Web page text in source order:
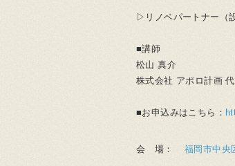
▷リノベパートナー（
■講師
松山 真介
株式会社 アポロ計画
■お申込みはこちら：
会 場： 福岡市中央